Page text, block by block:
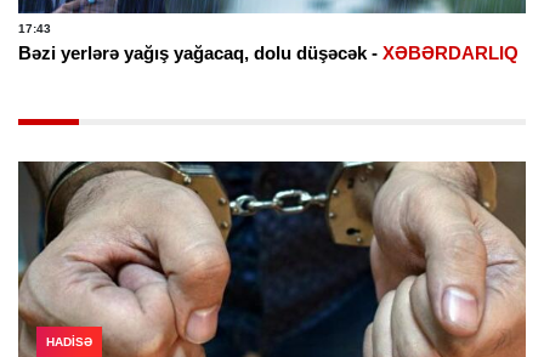
17:43
Bəzi yerlərə yağış yağacaq, dolu düşəcək - XƏBƏRDARLIQ
HADISƏ